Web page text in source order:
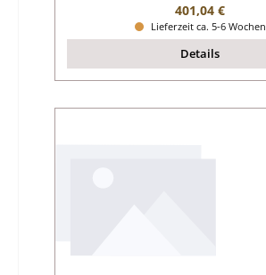
Regulärer Preis:
401,04 €
Lieferzeit ca. 5-6 Wochen
Details